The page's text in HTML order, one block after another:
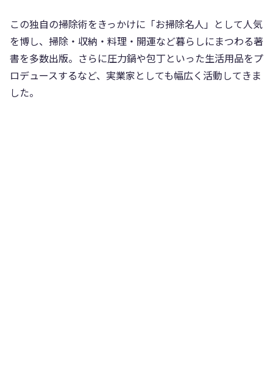
この独自の掃除術をきっかけに「お掃除名人」として人気
を博し、掃除・収納・料理・開運など暮らしにまつわる著
書を多数出版。さらに圧力鍋や包丁といった生活用品をプ
ロデュースするなど、実業家としても幅広く活動してきま
した。